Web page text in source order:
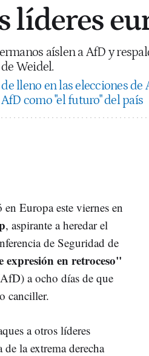
líderes
aíslen a AfD y
Weidel.
lleno en las elecciones de
como "el futuro" del país
en Europa este viernes en
, aspirante a heredar el
de Seguridad de
en retroceso"
a ocho días de que
canciller.
a otros líderes
la extrema derecha